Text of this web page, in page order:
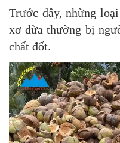
Trước đây, những
xơ dừa thường bị
chất đốt.